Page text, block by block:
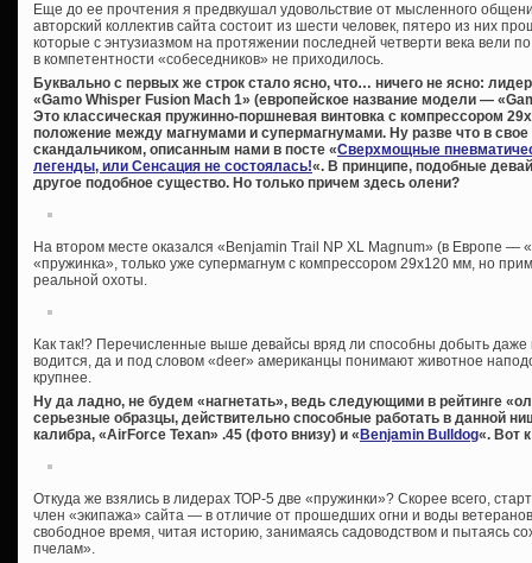
Еще до ее прочтения я предвкушал удовольствие от мысленного
авторский коллектив сайта состоит из шести человек, пятеро из них
которые с энтузиазмом на протяжении последней четверти века вели
в компетентности «собеседников» не приходилось.
Буквально с первых же строк стало ясно, что… ничего не ясно:
«Gamo Whisper Fusion Mach 1» (европейское название модели —
Это классическая пружинно-поршневая винтовка с компрессором
положение между магнумами и супермагнумами. Ну разве что в
скандальчиком, описанным нами в посте «Сверхмощные
легенды, или Сенсация не состоялась!«. В принципе, подобные
другое подобное существо. Но только причем здесь олени?
На втором месте оказался «Benjamin Trail NP XL Magnum» (в Европе — «
«пружинка», только уже супермагнум с компрессором 29х120 мм, но
реальной охоты.
Как так!? Перечисленные выше девайсы вряд ли способны добыть даже
водится, да и под словом «deer» американцы понимают животное
крупнее.
Ну да ладно, не будем «нагнетать», ведь следующими в рейтинге
серьезные образцы, действительно способные работать в данной
калибра, «AirForce Texan» .45 (фото внизу) и « Benjamin Bulldog«. Вот
Откуда же взялись в лидерах ТОР-5 две «пружинки»? Скорее всего,
член «экипажа» сайта — в отличие от прошедших огни и воды
свободное время, читая историю, занимаясь садоводством и пытаясь
пчелам».